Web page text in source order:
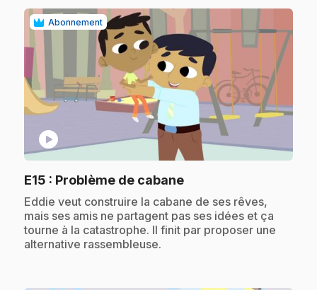
Abonnement
play_circle
E15 : Problème de cabane.
.Eddie veut construire la cabane de ses rêves,
mais ses amis ne partagent pas ses idées et ça
tourne à la catastrophe. Il finit par proposer une
alternative rassembleuse.